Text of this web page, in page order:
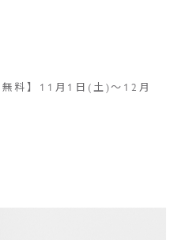
料】11月1日(土)～12月